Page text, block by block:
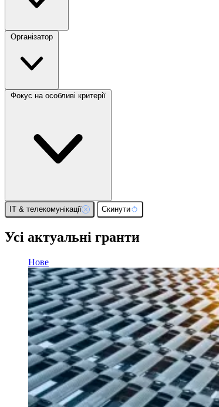
Організатор
Фокус на особливі критерії
ІТ & телекомунікації Скинути
Усі актуальні гранти
Нове